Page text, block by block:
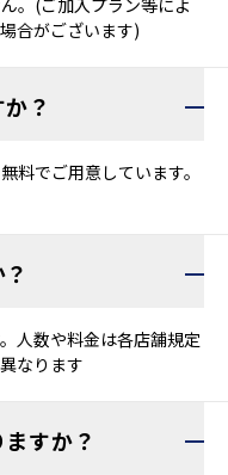
。(ご加入プラン等によ
合がございます)
？
料でご用意しています。
人数や料金は各店舗規定
なります
すか？